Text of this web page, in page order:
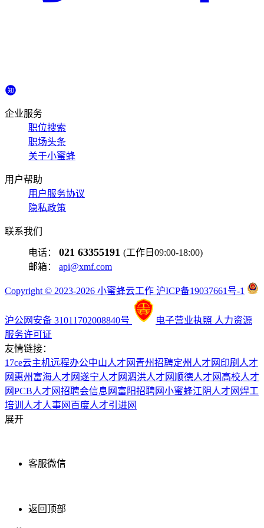
企业服务
职位搜索
职场头条
关于小蜜蜂
用户帮助
用户服务协议
隐私政策
联系我们
电话： 021 63355191 (工作日09:00-18:00)
邮箱： api@xmf.com
Copyright © 2023-2026 小蜜蜂云工作 沪ICP备19037661号-1
沪公网安备 31011702008840号 电子营业执照 人力资源
服务许可证
友情链接：
17ce云主机远程办公中山人才网 青州招聘定州人才网 印刷人才
网 惠州富海人才网遂宁人才网泗洪人才网 顺德人才网 高校人才
网PCB人才网招聘会信息网 富阳招聘网小蜜蜂江阴人才网焊工
培训 人才人事网 百度人才引进网
展开
客服微信
返回顶部